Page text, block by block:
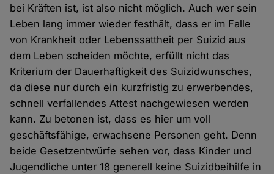
bei Kräften ist, ist also nicht möglich. Auch wer sein
Leben lang immer wieder festhält, dass er im Falle
von Krankheit oder Lebenssattheit per Suizid aus
dem Leben scheiden möchte, erfüllt nicht das
Kriterium der Dauerhaftigkeit des Suizidwunsches,
da diese nur durch ein kurzfristig zu erwerbendes,
schnell verfallendes Attest nachgewiesen werden
kann. Zu betonen ist, dass es hier um voll
geschäftsfähige, erwachsene Personen geht. Denn
beide Gesetzentwürfe sehen vor, dass Kinder und
Jugendliche unter 18 generell keine Suizidbeihilfe in